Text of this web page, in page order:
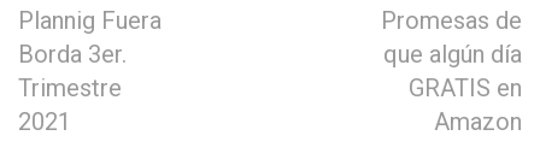
Plannig Fuera
Borda 3er.
Trimestre
2021
Promesas de
que algún día
GRATIS en
Amazon